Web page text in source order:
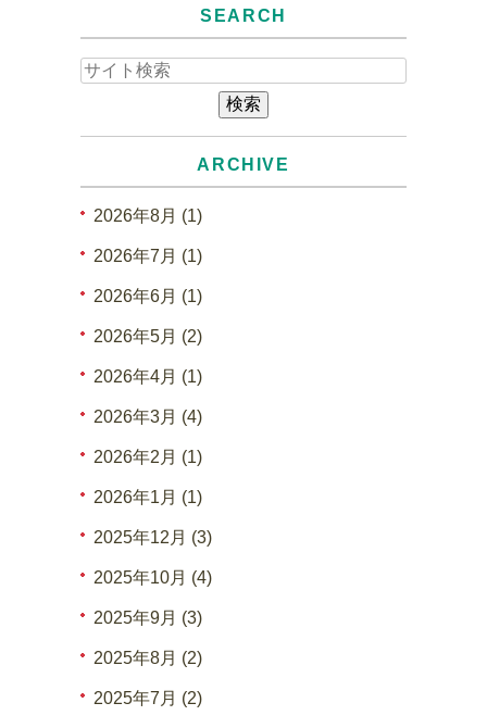
SEARCH
ARCHIVE
2026年8月 (1)
2026年7月 (1)
2026年6月 (1)
2026年5月 (2)
2026年4月 (1)
2026年3月 (4)
2026年2月 (1)
2026年1月 (1)
2025年12月 (3)
2025年10月 (4)
2025年9月 (3)
2025年8月 (2)
2025年7月 (2)